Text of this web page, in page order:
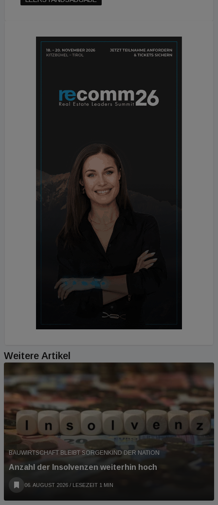
Weitere Artikel
BAUWIRTSCHAFT BLEIBT SORGENKIND DER NATION
Anzahl der Insolvenzen weiterhin hoch
06. AUGUST 2026 / LESEZEIT 1 MIN